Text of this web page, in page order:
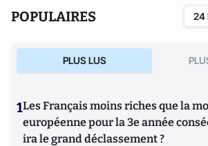
POPULAIRES 24
PLUS LUS
1Les Français moins riches que la
européenne pour la 3e année
ira le grand déclassement ?